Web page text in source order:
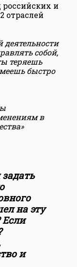
и
отраслей
деятельности
собой,
теряешь
быстро
в
на эту
Если
и